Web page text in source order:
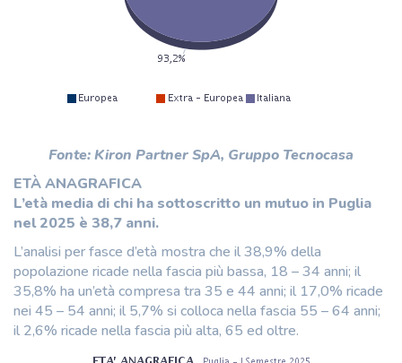
Fonte: Kiron Partner SpA, Gruppo Tecnocasa
ETÀ ANAGRAFICA
L’età media di chi ha sottoscritto un mutuo in Puglia
nel 2025 è 38,7 anni.
L’analisi per fasce d’età mostra che il 38,9% della
popolazione ricade nella fascia più bassa, 18 – 34 anni; il
35,8% ha un’età compresa tra 35 e 44 anni; il 17,0% ricade
nei 45 – 54 anni; il 5,7% si colloca nella fascia 55 – 64 anni;
il 2,6% ricade nella fascia più alta, 65 ed oltre.